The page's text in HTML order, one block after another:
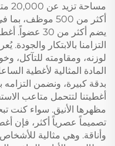
أكثر من 500
يضم أكثر من
التزامنا بالابتكار والجودة.
لوزنه، ومقاومته للتآكل،
المادة المثالية لأغطية
بدقة كبيرة، ونضمن
أغطيتنا لتتحمل متاعب
مظهرها الأنيق. سواء كنت
تصميماً عصرياً أكثر، فإن
وأناقة. وهي مثالية